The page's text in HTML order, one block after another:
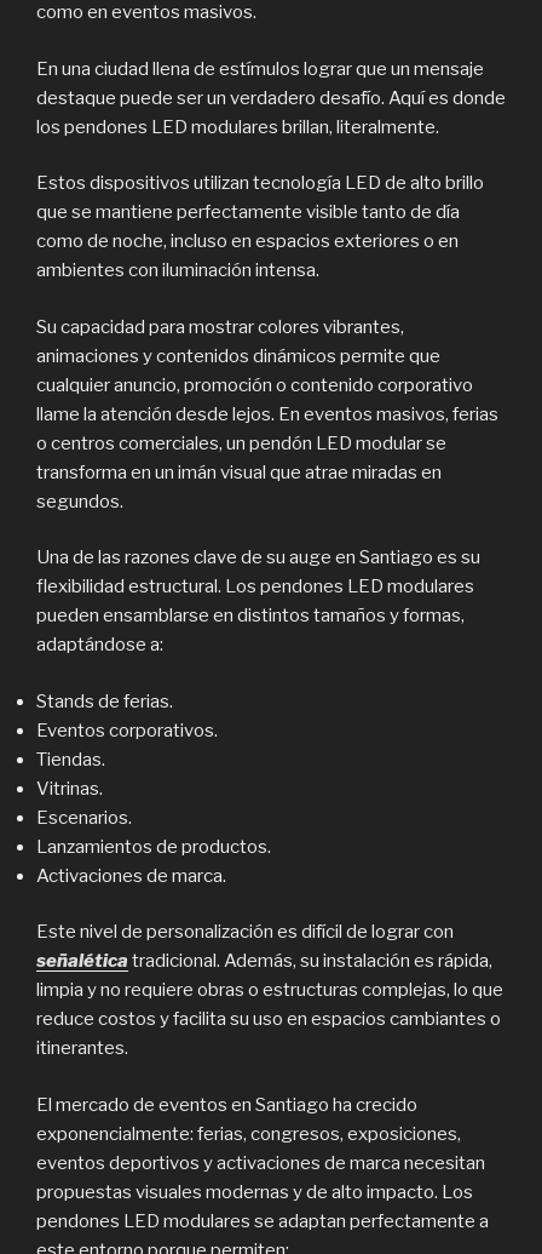
como en eventos masivos.
En una ciudad llena de estímulos lograr que un mensaje
destaque puede ser un verdadero desafío. Aquí es donde
los pendones LED modulares brillan, literalmente.
Estos dispositivos utilizan tecnología LED de alto brillo
que se mantiene perfectamente visible tanto de día
como de noche, incluso en espacios exteriores o en
ambientes con iluminación intensa.
Su capacidad para mostrar colores vibrantes,
animaciones y contenidos dinámicos permite que
cualquier anuncio, promoción o contenido corporativo
llame la atención desde lejos. En eventos masivos, ferias
o centros comerciales, un pendón LED modular se
transforma en un imán visual que atrae miradas en
segundos.
Una de las razones clave de su auge en Santiago es su
flexibilidad estructural. Los pendones LED modulares
pueden ensamblarse en distintos tamaños y formas,
adaptándose a:
Stands de ferias.
Eventos corporativos.
Tiendas.
Vitrinas.
Escenarios.
Lanzamientos de productos.
Activaciones de marca.
Este nivel de personalización es difícil de lograr con
señalética tradicional. Además, su instalación es rápida,
limpia y no requiere obras o estructuras complejas, lo que
reduce costos y facilita su uso en espacios cambiantes o
itinerantes.
El mercado de eventos en Santiago ha crecido
exponencialmente: ferias, congresos, exposiciones,
eventos deportivos y activaciones de marca necesitan
propuestas visuales modernas y de alto impacto. Los
pendones LED modulares se adaptan perfectamente a